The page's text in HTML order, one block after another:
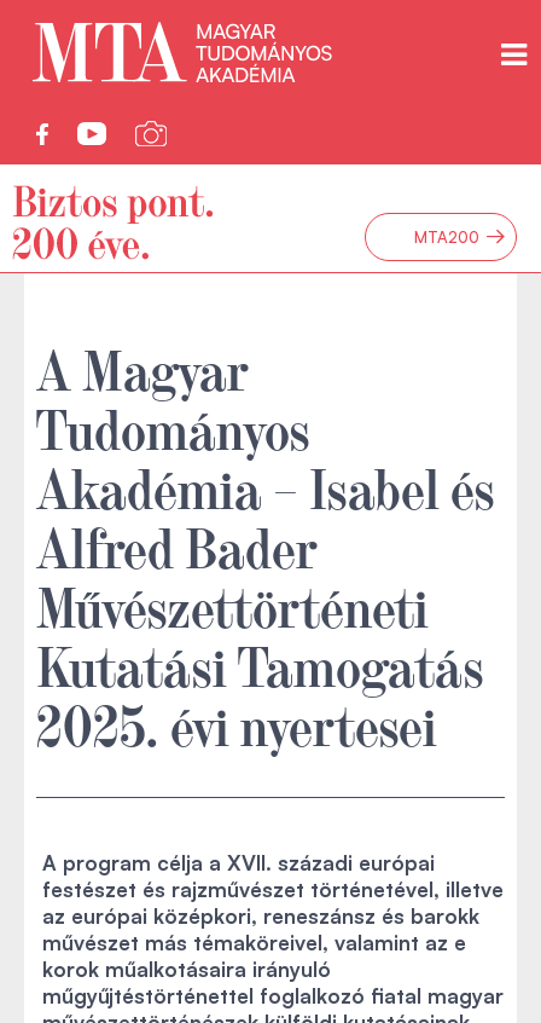
MTA200 →
A Magyar
Tudományos
Akadémia – Isabel és
Alfred Bader
Művészettörténeti
Kutatási Tamogatás
2025. évi nyertesei
A program célja a XVII. századi európai
festészet és rajzművészet történetével, illetve
az európai középkori, reneszánsz és barokk
művészet más témaköreivel, valamint az e
korok műalkotásaira irányuló
műgyűjtéstörténettel foglalkozó fiatal magyar